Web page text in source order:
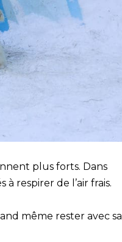
plus forts. Dans
respirer de l’air frais.
même rester avec sa